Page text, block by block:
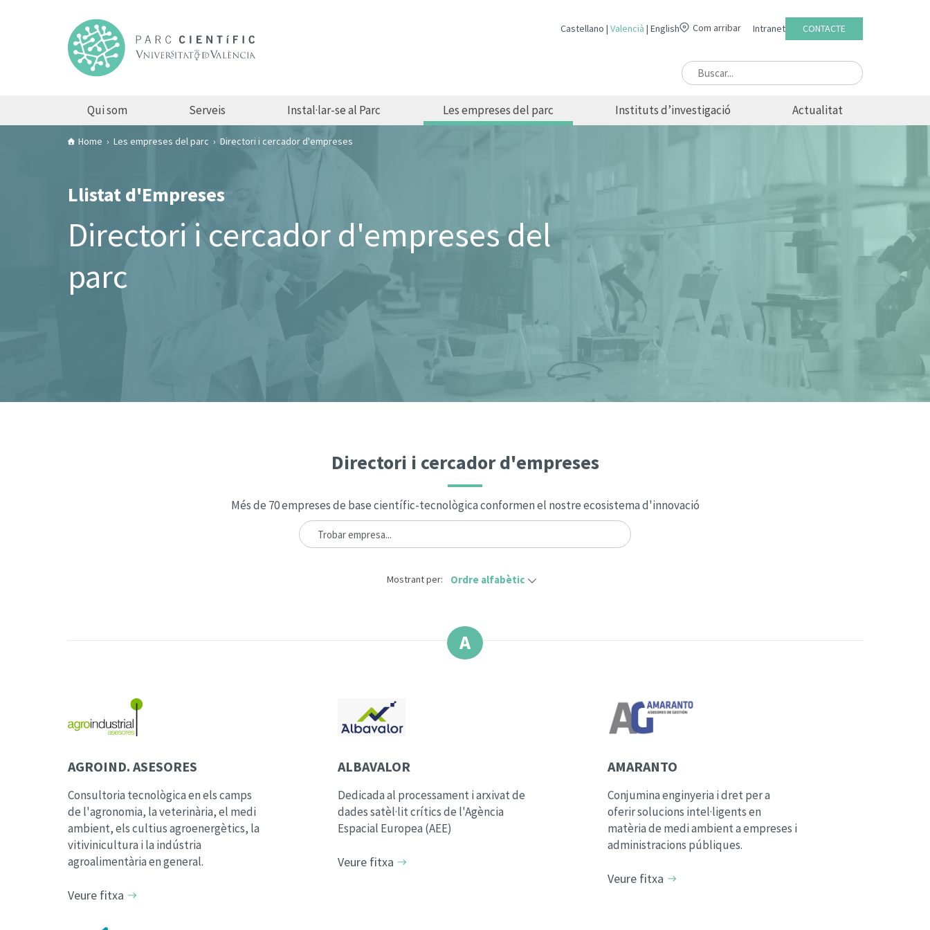
Castellano Valencià English Com arribar Intranet CONTACTE
Qui som Serveis Instal·lar-se al Parc Les empreses del parc Instituts d’investigació Actualitat
Home Les empreses del parc Directori i cercador d'empreses
Llistat d'Empreses
Directori i cercador d'empreses del
parc
Directori i cercador d'empreses
Més de 70 empreses de base científic-tecnològica conformen el nostre ecosistema d'innovació
Mostrant per: Ordre alfabètic
A
AGROIND. ASESORES
Consultoria tecnològica en els camps
de l'agronomia, la veterinària, el medi
ambient, els cultius agroenergètics, la
vitivinicultura i la indústria
agroalimentària en general.
Veure fitxa
ALBAVALOR
Dedicada al processament i arxivat de
dades satèl·lit crítics de l'Agència
Espacial Europea (AEE)
Veure fitxa
AMARANTO
Conjumina enginyeria i dret per a
oferir solucions intel·ligents en
matèria de medi ambient a empreses i
administracions públiques.
Veure fitxa